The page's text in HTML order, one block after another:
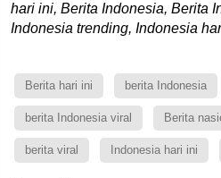
hari ini, Berita Indonesia, Berita
Indonesia trending, Indonesia
Berita hari ini berita Indonesia
berita Indonesia viral Berita
berita viral Indonesia hari ini